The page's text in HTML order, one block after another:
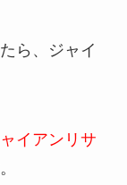
ら、ジャイ
イアンリサ